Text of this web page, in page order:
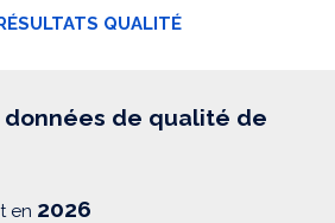
QUALITÉ
données de qualité de
en 2026